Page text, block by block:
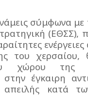
σύμφωνα με
(ΕΘΣΣ),
του χερσαίου,
χώρου της
έγκαιρη
κατά